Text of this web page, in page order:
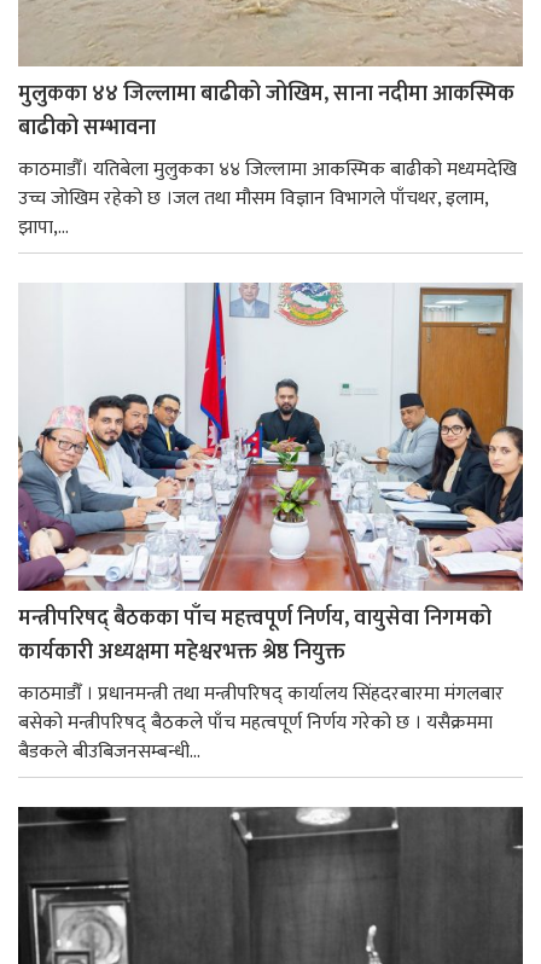
मुलुकका ४४ जिल्लामा बाढीको जोखिम, साना नदीमा आकस्मिक
बाढीको सम्भावना
काठमाडौँ। यतिबेला मुलुकका ४४ जिल्लामा आकस्मिक बाढीको मध्यमदेखि
उच्च जोखिम रहेको छ ।जल तथा मौसम विज्ञान विभागले पाँचथर, इलाम,
झापा,...
मन्त्रीपरिषद् बैठकका पाँच महत्त्वपूर्ण निर्णय, वायुसेवा निगमको
कार्यकारी अध्यक्षमा महेश्वरभक्त श्रेष्ठ नियुक्त
काठमाडौँ । प्रधानमन्त्री तथा मन्त्रीपरिषद् कार्यालय सिंहदरबारमा मंगलबार
बसेको मन्त्रीपरिषद् बैठकले पाँच महत्वपूर्ण निर्णय गरेको छ । यसैक्रममा
बैडकले बीउबिजनसम्बन्धी...